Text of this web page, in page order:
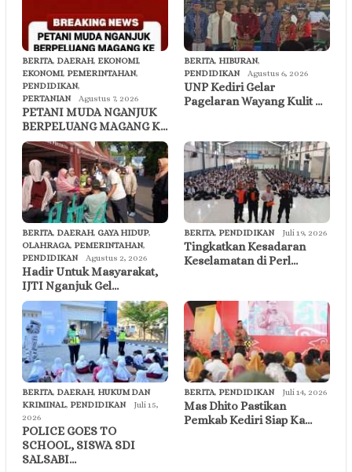
BERITA, DAERAH, EKONOMI,
EKONOMI, PEMERINTAHAN,
PENDIDIKAN,
PERTANIAN
Agustus 7, 2026
PETANI MUDA NGANJUK
BERPELUANG MAGANG K…
BERITA, HIBURAN,
PENDIDIKAN
Agustus 6, 2026
UNP Kediri Gelar
Pagelaran Wayang Kulit …
BERITA, DAERAH, GAYA HIDUP,
OLAHRAGA, PEMERINTAHAN,
PENDIDIKAN
Agustus 2, 2026
Hadir Untuk Masyarakat,
IJTI Nganjuk Gel…
BERITA, PENDIDIKAN Juli 19, 2026
Tingkatkan Kesadaran
Keselamatan di Perl…
BERITA, DAERAH, HUKUM DAN
KRIMINAL, PENDIDIKAN
Juli 15,
2026
POLICE GOES TO
SCHOOL, SISWA SDI
SALSABI…
BERITA, PENDIDIKAN Juli 14, 2026
Mas Dhito Pastikan
Pemkab Kediri Siap Ka…